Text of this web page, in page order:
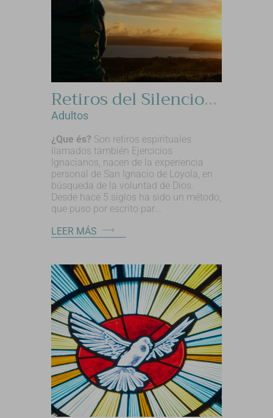
Retiros del Silencio- Ejercicios Ignacianos.
Adultos
¿Que és? Son retiros espirituales
llamados también Ejercicios
Ignacianos, nacen de la experiencia
personal de San Ignacio de Loyola, en
búsqueda de la voluntad de Dios.
Desde hace 5 siglos ha sido un método,
que puso por escrito par...
LEER MÁS